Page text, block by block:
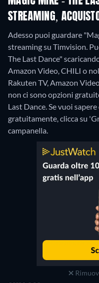
STREAMING,
Adesso puoi guardare
streaming su Timvision.
The Last Dance"
Amazon Video, CHILI o
Rakuten TV, Amazon
non ci sono opzioni
Last Dance. Se vuoi
gratuitamente, clicca su
campanella.